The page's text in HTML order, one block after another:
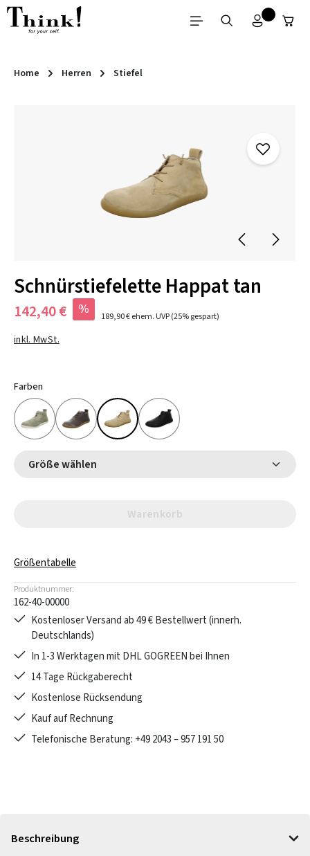
Zum Hauptinhalt springen
Home Herren Stiefel
Schnürstiefelette Happat tan
142,40 € % 189,90 €ehem. UVP(25% gespart)
inkl. MwSt.
Farben
Größe wählen
Warenkorb
Größentabelle
Produktnummer:
162-40-00000
Kostenloser Versand ab 49 € Bestellwert (innerh.
Deutschlands)
In 1-3 Werktagen mit DHL GOGREEN bei Ihnen
14 Tage Rückgaberecht
Kostenlose Rücksendung
Kauf auf Rechnung
Telefonische Beratung: +49 2043 – 957 191 50
Beschreibung